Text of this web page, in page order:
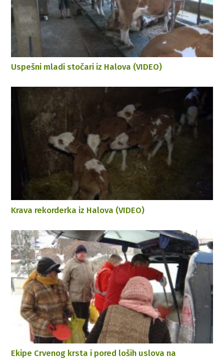
Uspešni mladi stočari iz Halova (VIDEO)
Krava rekorderka iz Halova (VIDEO)
Ekipe Crvenog krsta i pored loših uslova na